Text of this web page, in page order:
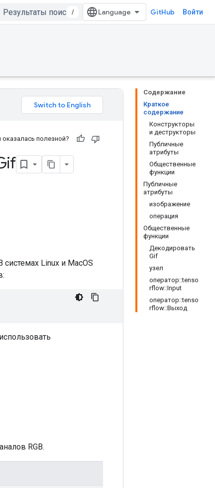
/ GitHub Войти
Содержание
Краткое
содержание
Конструкторы
и деструкторы
Публичные
атрибуты
Общественные
функции
Публичные
атрибуты
изображение
операция
Общественные
функции
Декодировать
Gif
узел
оператор::tenso
rflow::Input
оператор::tenso
rflow::Выход
полезной?
Linux и MacOS
RGB.